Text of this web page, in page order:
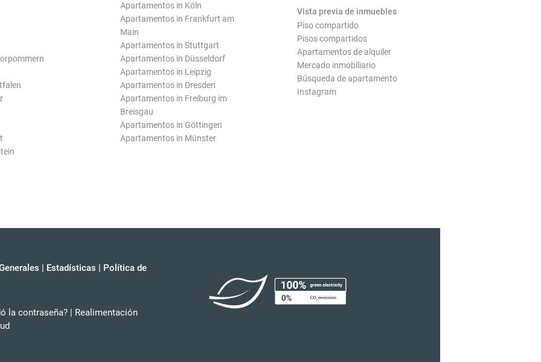
Apartamentos in Köln
Apartamentos in Frankfurt am
Main
Apartamentos in Stuttgart
Apartamentos in Düsseldorf
Apartamentos in Leipzig
Apartamentos in Dresden
Apartamentos in Freiburg im
Breisgau
Apartamentos in Göttingen
Apartamentos in Münster
Vista previa de inmuebles
Piso compartido
Pisos compartidos
Apartamentos de alquiler
Mercado inmobiliario
Búsqueda de apartamento
Instagram
| Estadísticas | Política de
la contraseña? | Realimentación